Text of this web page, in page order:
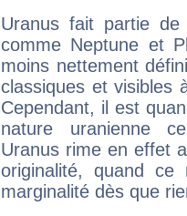
Uranus fait partie
comme Neptune et
moins nettement
classiques et visibles
Cependant, il est
nature uranienne
Uranus rime en effet
originalité, quand ce
marginalité dès que